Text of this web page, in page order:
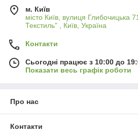
м. Київ
місто Київ, вулиця Глибочицька
Текстиль" , Київ, Україна
Контакти
Сьогодні працює з 10:00 до
Показати весь графік роботи
Про нас
Контакти